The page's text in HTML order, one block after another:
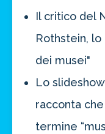
Il critico del
Rothstein,
dei musei"
Lo
racconta
termine